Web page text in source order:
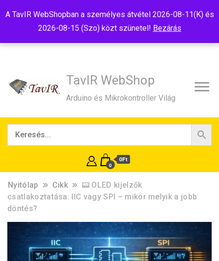
A TavIR WebShopban a személyes átvétel 2026-08-11(K) és
2026-08-15 (Szo) közt szünetel! Bezárás
TavIR WebShop
Arduino és Mikrokontroller Világ
0
0Ft
Nyitólap Cikk
📟 OLED kijelzők
csatlakoztatása: IIC vagy SPI – mikor melyik a jobb
döntés?